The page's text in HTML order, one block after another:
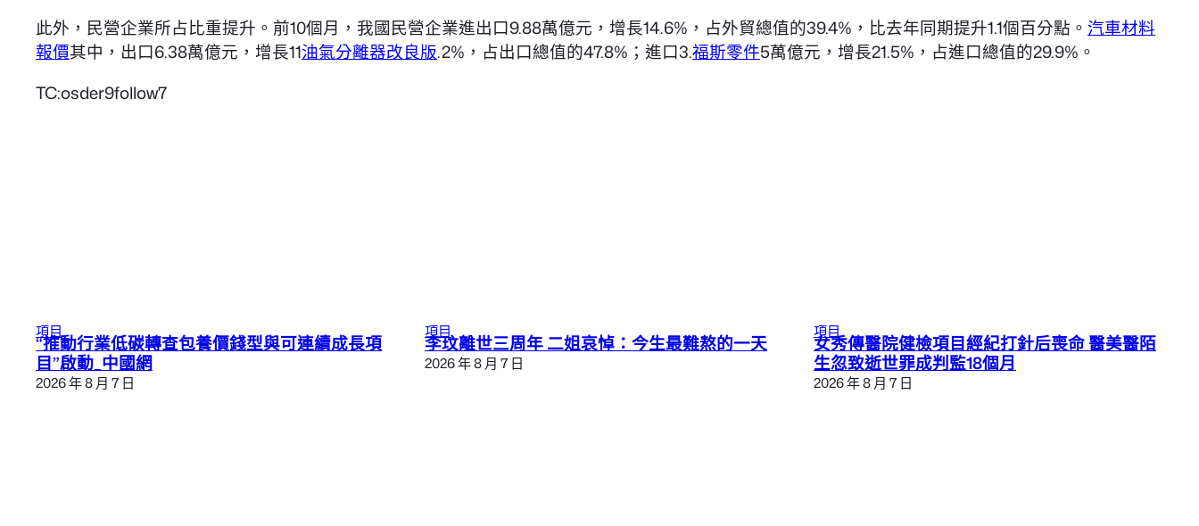
此外，民營企業所占比重提升。前10個月，我國民營企業進出口9.88萬億元，增長14.6%，占外貿總值的39.4%，比去年同期提升1.1個百分點。 汽車材料
報價其中，出口6.38萬億元，增長11油氣分離器改良版.2%，占出口總值的47.8%；進口3.福斯零件5萬億元，增長21.5%，占進口總值的29.9%。
TC:osder9follow7
項目
“推動行業低碳轉查包養價錢型與可連續成長項
目”啟動_中國網
2026 年 8 月 7 日
項目
李玟離世三周年 二姐哀悼：今生最難熬的一天
2026 年 8 月 7 日
項目
女秀傳醫院健檢項目經紀打針后喪命 醫美醫陌
生忽致逝世罪成判監18個月
2026 年 8 月 7 日